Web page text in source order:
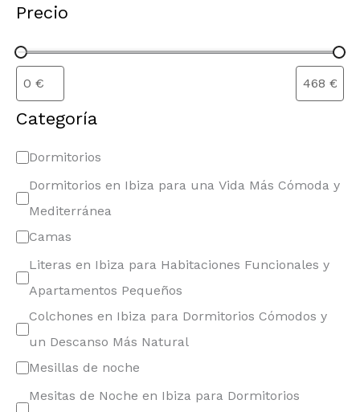
Precio
Categoría
Dormitorios
Dormitorios en Ibiza para una Vida Más Cómoda y
Mediterránea
Camas
Literas en Ibiza para Habitaciones Funcionales y
Apartamentos Pequeños
Colchones en Ibiza para Dormitorios Cómodos y
un Descanso Más Natural
Mesillas de noche
Mesitas de Noche en Ibiza para Dormitorios